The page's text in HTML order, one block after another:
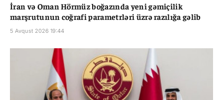
İran və Oman Hörmüz boğazında yeni gəmiçilik
marşrutunun coğrafi parametrləri üzrə razılığa gəlib
5 Avqust 2026 19:44